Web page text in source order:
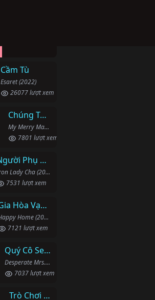
Cầm Tù
Esaret (2022)
26077 lượt xem
Chúng Ta Hãy Kết Hôn Nhé
My Merry Marriage / Hôn Nhân Hạnh Phúc (2024)
7801 lượt xem
Người Phụ Nữ Mạnh Mẽ
Iron Lady Cha (2015)
7531 lượt xem
Gia Hòa Vạn Sự Thành
Happy Home (2016)
7121 lượt xem
Quý Cô Seon Ju Phục Thù
Desperate Mrs. Seonju (2024)
7037 lượt xem
Trò Chơi Lọ Lem